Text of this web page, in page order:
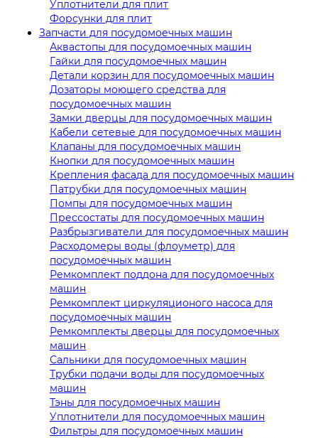
Уплотнители для плит
Форсунки для плит
Запчасти для посудомоечных машин
Аквастопы для посудомоечных машин
Гайки для посудомоечных машин
Детали корзин для посудомоечных машин
Дозаторы моющего средства для
посудомоечных машин
Замки дверцы для посудомоечных машин
Кабели сетевые для посудомоечных машин
Клапаны для посудомоечных машин
Кнопки для посудомоечных машин
Крепления фасада для посудомоечных машин
Патрубки для посудомоечных машин
Помпы для посудомоечных машин
Прессостаты для посудомоечных машин
Разбрызгиватели для посудомоечных машин
Расходомеры воды (флоуметр) для
посудомоечных машин
Ремкомплект поддона для посудомоечных
машин
Ремкомплект циркуляционого насоса для
посудомоечных машин
Ремкомплекты дверцы для посудомоечных
машин
Сальники для посудомоечных машин
Трубки подачи воды для посудомоечных
машин
Тэны для посудомоечных машин
Уплотнители для посудомоечных машин
Фильтры для посудомоечных машин